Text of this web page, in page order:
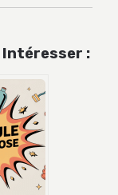
Intéresser :